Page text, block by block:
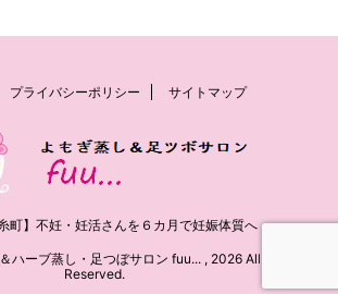
プライバシーポリシー サイトマップ
町】不妊・妊活さんを６カ月で妊娠体質へ
ハーブ蒸し・足つぼサロン fuu... , 2026 All Rights
Reserved.